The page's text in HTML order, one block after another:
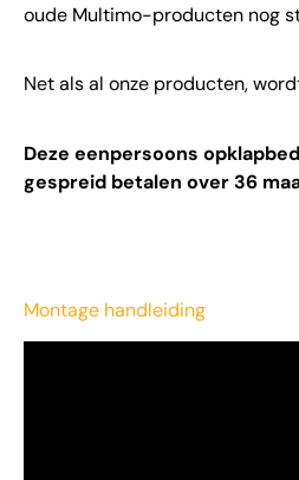
oude Multimo-producten nog
Net als al onze producten,
Deze eenpersoons
gespreid betalen over 36
Montage handleiding